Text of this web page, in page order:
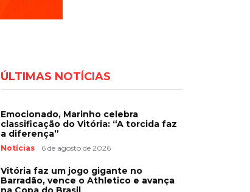
ÚLTIMAS NOTÍCIAS
Emocionado, Marinho celebra
classificação do Vitória: “A torcida faz
a diferença”
Notícias 6 de agosto de 2026
Vitória faz um jogo gigante no
Barradão, vence o Athletico e avança